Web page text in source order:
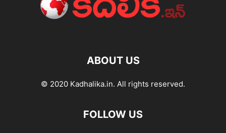
ABOUT US
© 2020 Kadhalika.in. All rights reserved.
FOLLOW US